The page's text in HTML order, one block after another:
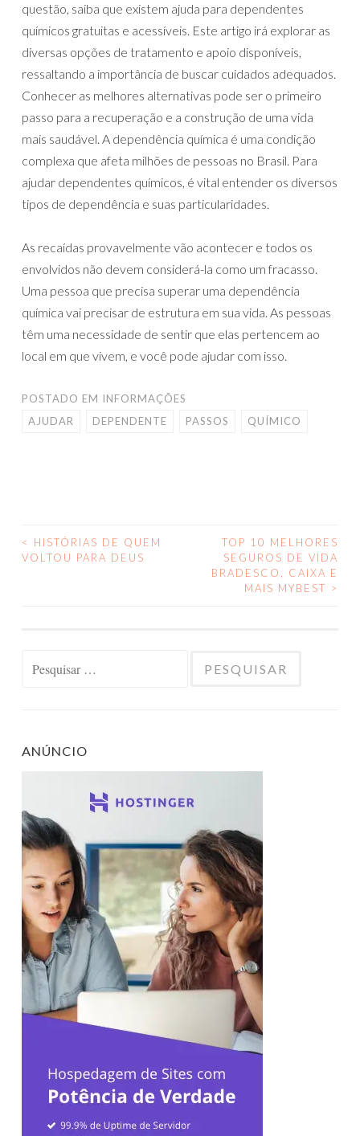
questão, saiba que existem ajuda para dependentes
químicos gratuitas e acessíveis. Este artigo irá explorar as
diversas opções de tratamento e apoio disponíveis,
ressaltando a importância de buscar cuidados adequados.
Conhecer as melhores alternativas pode ser o primeiro
passo para a recuperação e a construção de uma vida
mais saudável. A dependência química é uma condição
complexa que afeta milhões de pessoas no Brasil. Para
ajudar dependentes químicos, é vital entender os diversos
tipos de dependência e suas particularidades.
As recaídas provavelmente vão acontecer e todos os
envolvidos não devem considerá-la como um fracasso.
Uma pessoa que precisa superar uma dependência
química vai precisar de estrutura em sua vida. As pessoas
têm uma necessidade de sentir que elas pertencem ao
local em que vivem, e você pode ajudar com isso.
POSTADO EM INFORMAÇÕES
AJUDAR
DEPENDENTE PASSOS QUÍMICO
NAVEGAÇÃO
<
HISTÓRIAS DE QUEM
VOLTOU PARA DEUS
TOP 10 MELHORES
SEGUROS DE VIDA
BRADESCO, CAIXA E
MAIS MYBEST >
ANÚNCIO